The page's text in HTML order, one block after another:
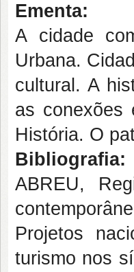
Ementa:
A cidade
Urbana.
cultural. A
as conexões
História. O
Bibliografia:
ABREU,
Projetos
turismo nos